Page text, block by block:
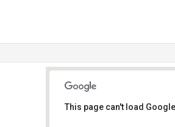
This page can't load